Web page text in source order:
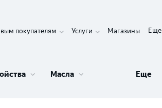
покупателям Услуги Магазины Еще
Масла Еще